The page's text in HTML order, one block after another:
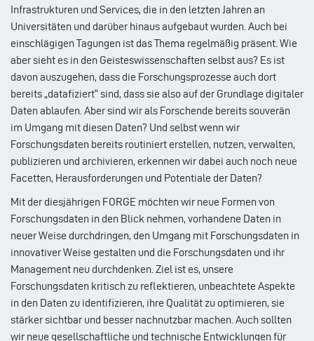
Infrastrukturen und Services, die in den letzten Jahren an
Universitäten und darüber hinaus aufgebaut wurden. Auch bei
einschlägigen Tagungen ist das Thema regelmäßig präsent. Wie
aber sieht es in den Geisteswissenschaften selbst aus? Es ist
davon auszugehen, dass die Forschungsprozesse auch dort
bereits „datafiziert“ sind, dass sie also auf der Grundlage digitaler
Daten ablaufen. Aber sind wir als Forschende bereits souverän
im Umgang mit diesen Daten? Und selbst wenn wir
Forschungsdaten bereits routiniert erstellen, nutzen, verwalten,
publizieren und archivieren, erkennen wir dabei auch noch neue
Facetten, Herausforderungen und Potentiale der Daten?
Mit der diesjährigen FORGE möchten wir neue Formen von
Forschungsdaten in den Blick nehmen, vorhandene Daten in
neuer Weise durchdringen, den Umgang mit Forschungsdaten in
innovativer Weise gestalten und die Forschungsdaten und ihr
Management neu durchdenken. Ziel ist es, unsere
Forschungsdaten kritisch zu reflektieren, unbeachtete Aspekte
in den Daten zu identifizieren, ihre Qualität zu optimieren, sie
stärker sichtbar und besser nachnutzbar machen. Auch sollten
wir neue gesellschaftliche und technische Entwicklungen für